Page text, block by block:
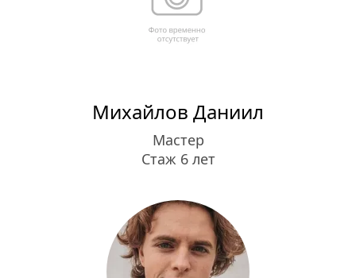
Михайлов Даниил
Мастер
Стаж 6 лет